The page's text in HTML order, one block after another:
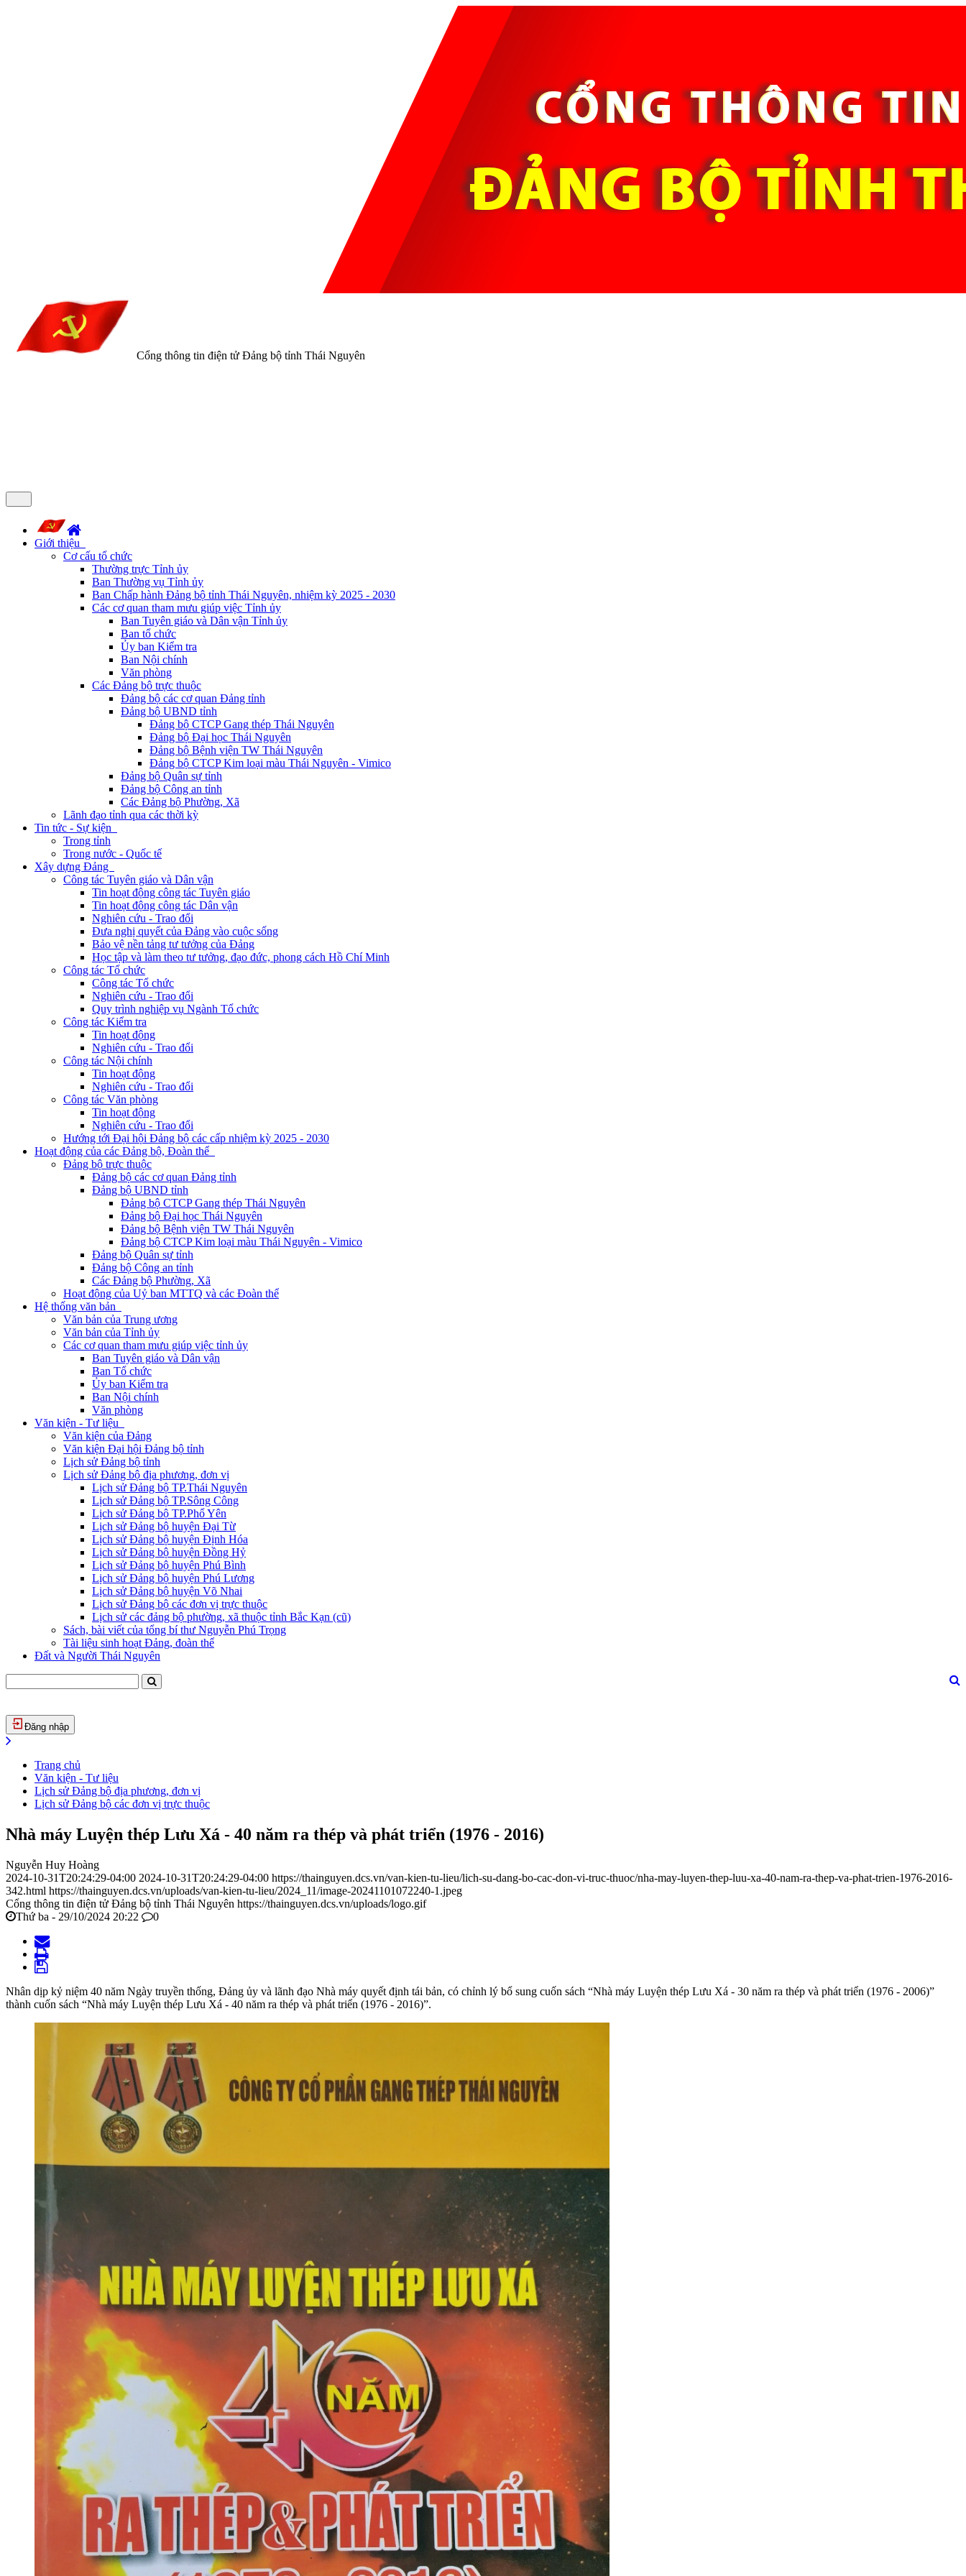
Cổng thông tin điện tử Đảng bộ tỉnh Thái Nguyên
Giới thiệu
Cơ cấu tổ chức
Thường trực Tỉnh ủy
Ban Thường vụ Tỉnh ủy
Ban Chấp hành Đảng bộ tỉnh Thái Nguyên, nhiệm kỳ 2025 - 2030
Các cơ quan tham mưu giúp việc Tỉnh ủy
Ban Tuyên giáo và Dân vận Tỉnh ủy
Ban tổ chức
Ủy ban Kiểm tra
Ban Nội chính
Văn phòng
Các Đảng bộ trực thuộc
Đảng bộ các cơ quan Đảng tỉnh
Đảng bộ UBND tỉnh
Đảng bộ CTCP Gang thép Thái Nguyên
Đảng bộ Đại học Thái Nguyên
Đảng bộ Bệnh viện TW Thái Nguyên
Đảng bộ CTCP Kim loại màu Thái Nguyên - Vimico
Đảng bộ Quân sự tỉnh
Đảng bộ Công an tỉnh
Các Đảng bộ Phường, Xã
Lãnh đạo tỉnh qua các thời kỳ
Tin tức - Sự kiện
Trong tỉnh
Trong nước - Quốc tế
Xây dựng Đảng
Công tác Tuyên giáo và Dân vận
Tin hoạt động công tác Tuyên giáo
Tin hoạt động công tác Dân vận
Nghiên cứu - Trao đổi
Đưa nghị quyết của Đảng vào cuộc sống
Bảo vệ nền tảng tư tưởng của Đảng
Học tập và làm theo tư tưởng, đạo đức, phong cách Hồ Chí Minh
Công tác Tổ chức
Công tác Tổ chức
Nghiên cứu - Trao đổi
Quy trình nghiệp vụ Ngành Tổ chức
Công tác Kiểm tra
Tin hoạt động
Nghiên cứu - Trao đổi
Công tác Nội chính
Tin hoạt động
Nghiên cứu - Trao đổi
Công tác Văn phòng
Tin hoạt động
Nghiên cứu - Trao đổi
Hướng tới Đại hội Đảng bộ các cấp nhiệm kỳ 2025 - 2030
Hoạt động của các Đảng bộ, Đoàn thể
Đảng bộ trực thuộc
Đảng bộ các cơ quan Đảng tỉnh
Đảng bộ UBND tỉnh
Đảng bộ CTCP Gang thép Thái Nguyên
Đảng bộ Đại học Thái Nguyên
Đảng bộ Bệnh viện TW Thái Nguyên
Đảng bộ CTCP Kim loại màu Thái Nguyên - Vimico
Đảng bộ Quân sự tỉnh
Đảng bộ Công an tỉnh
Các Đảng bộ Phường, Xã
Hoạt động của Uỷ ban MTTQ và các Đoàn thể
Hệ thống văn bản
Văn bản của Trung ương
Văn bản của Tỉnh ủy
Các cơ quan tham mưu giúp việc tỉnh ủy
Ban Tuyên giáo và Dân vận
Ban Tổ chức
Ủy ban Kiểm tra
Ban Nội chính
Văn phòng
Văn kiện - Tư liệu
Văn kiện của Đảng
Văn kiện Đại hội Đảng bộ tỉnh
Lịch sử Đảng bộ tỉnh
Lịch sử Đảng bộ địa phương, đơn vị
Lịch sử Đảng bộ TP.Thái Nguyên
Lịch sử Đảng bộ TP.Sông Công
Lịch sử Đảng bộ TP.Phổ Yên
Lịch sử Đảng bộ huyện Đại Từ
Lịch sử Đảng bộ huyện Định Hóa
Lịch sử Đảng bộ huyện Đồng Hỷ
Lịch sử Đảng bộ huyện Phú Bình
Lịch sử Đảng bộ huyện Phú Lương
Lịch sử Đảng bộ huyện Võ Nhai
Lịch sử Đảng bộ các đơn vị trực thuộc
Lịch sử các đảng bộ phường, xã thuộc tỉnh Bắc Kạn (cũ)
Sách, bài viết của tổng bí thư Nguyễn Phú Trọng
Tài liệu sinh hoạt Đảng, đoàn thể
Đất và Người Thái Nguyên
Đăng nhập
Trang chủ
Văn kiện - Tư liệu
Lịch sử Đảng bộ địa phương, đơn vị
Lịch sử Đảng bộ các đơn vị trực thuộc
Nhà máy Luyện thép Lưu Xá - 40 năm ra thép và phát triển (1976 - 2016)
Nguyễn Huy Hoàng
2024-10-31T20:24:29-04:00 2024-10-31T20:24:29-04:00 https://thainguyen.dcs.vn/van-kien-tu-lieu/lich-su-dang-bo-cac-don-vi-truc-thuoc/nha-may-luyen-thep-luu-xa-40-nam-ra-thep-va-phat-trien-1976-2016-
342.html https://thainguyen.dcs.vn/uploads/van-kien-tu-lieu/2024_11/image-20241101072240-1.jpeg
Cổng thông tin điện tử Đảng bộ tỉnh Thái Nguyên https://thainguyen.dcs.vn/uploads/logo.gif
Thứ ba - 29/10/2024 20:22
0
Nhân dịp kỷ niệm 40 năm Ngày truyền thống, Đảng ủy và lãnh đạo Nhà máy quyết định tái bản, có chỉnh lý bổ sung cuốn sách “Nhà máy Luyện thép Lưu Xá - 30 năm ra thép và phát triển (1976 - 2006)”
thành cuốn sách “Nhà máy Luyện thép Lưu Xá - 40 năm ra thép và phát triển (1976 - 2016)”.